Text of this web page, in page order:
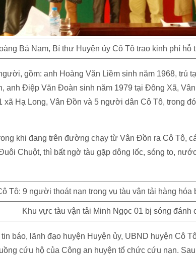
Bá Nam, Bí thư Huyện ủy Cô Tô trao kinh phí hỗ
gồm: anh Hoàng Văn Liềm sinh năm 1968, trú
anh Điệp Văn Đoàn sinh năm 1979 tại Đông Xã,
xã Hạ Long, Vân Đồn và 5 người dân Cô Tô, trong
khi đang trên đường chạy từ Vân Đồn ra Cô Tô,
Chuột, thì bất ngờ tàu gặp dông lốc, sóng to,
Khu vực tàu vận tải Minh Ngọc 01 bị sóng đánh
báo, lãnh đạo huyện Huyện ủy, UBND huyện Cô
cứu hộ của Công an huyện tổ chức cứu nạn.